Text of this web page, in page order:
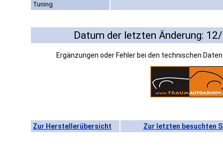
Tuning
Datum der letzten Änderung:
Ergänzungen oder Fehler bei den technischen
Zur Herstellerübersicht Zur letzten besuchten